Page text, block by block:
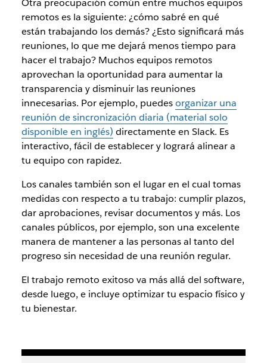
Otra preocupación común entre muchos equipos
remotos es la siguiente: ¿cómo sabré en qué
están trabajando los demás? ¿Esto significará más
reuniones, lo que me dejará menos tiempo para
hacer el trabajo? Muchos equipos remotos
aprovechan la oportunidad para aumentar la
transparencia y disminuir las reuniones
innecesarias. Por ejemplo, puedesorganizar una
reunión de sincronización diaria (material solo
disponible en inglés) directamente en Slack. Es
interactivo, fácil de establecer y logrará alinear a
tu equipo con rapidez.
Los canales también son el lugar en el cual tomas
medidas con respecto a tu trabajo: cumplir plazos,
dar aprobaciones, revisar documentos y más. Los
canales públicos, por ejemplo, son una excelente
manera de mantener a las personas al tanto del
progreso sin necesidad de una reunión regular.
El trabajo remoto exitoso va más allá del software,
desde luego, e incluye optimizar tu espacio físico y
tu bienestar.